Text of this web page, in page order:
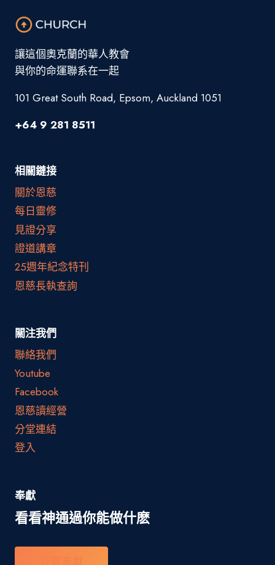
讓這個奧克蘭的華人教會
與你的命運聯系在一起
101 Great South Road, Epsom, Auckland 1051
+64 9 281 8511
相關鏈接
關於恩慈
每日靈修
見證分享
證道講章
25週年紀念特刊
恩慈長執查詢
關注我們
聯絡我們
Youtube
Facebook
恩慈讀經營
分堂連結
登入
奉獻
看看神通過你能做什麽